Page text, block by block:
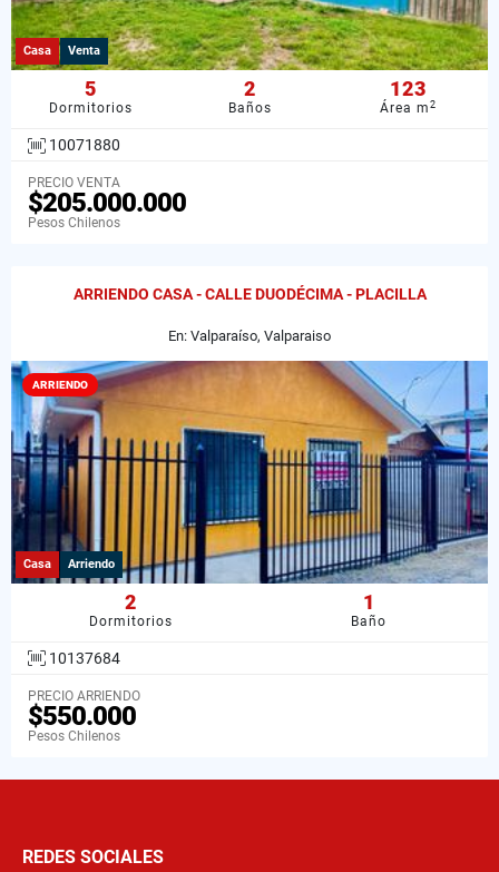
Casa Venta
5
Dormitorios
2
Baños
123
Área m2
10071880
PRECIO VENTA
$205.000.000
Pesos Chilenos
ARRIENDO CASA - CALLE DUODÉCIMA - PLACILLA
En: Valparaíso, Valparaiso
ARRIENDO
Casa Arriendo
2
Dormitorios
1
Baño
10137684
PRECIO ARRIENDO
$550.000
Pesos Chilenos
REDES SOCIALES